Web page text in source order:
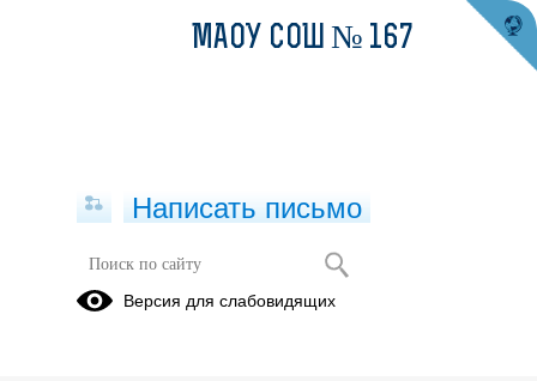
Статен и строен
МАОУ СОШ № 167
Написать письмо
Версия для слабовидящих